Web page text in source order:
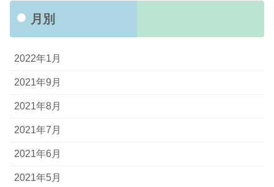
月別
2022年1月
2021年9月
2021年8月
2021年7月
2021年6月
2021年5月